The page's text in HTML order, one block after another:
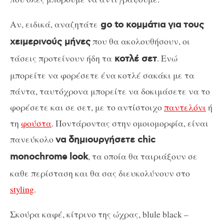
Αν, ειδικά, αναζητάτε go to κομμάτια για τους
χειμερινούς μήνεςπου θα ακολουθήσουν, οι
τάσεις προτείνουν ήδη τα κοτλέ σετ. Ενώ
μπορείτε να φορέσετε ένα κοτλέ σακάκι με τα
πάντα, ταυτόχρονα μπορείτε να δοκιμάσετε να το
φορέσετε και σε σετ, με το αντίστοιχοπαντελόνι ή
τη φούστα. Ποντάροντας στην ομοιομορφία, είναι
πανεύκολονα δημιουργήσετε chic
monochrome look, τα οποία θα ταιριάξουν σε
καθε περίσταση και θα σας διευκολύνουν στο
styling.
Σκούρα καφέ, κίτρινο της ώχρας, blule black –